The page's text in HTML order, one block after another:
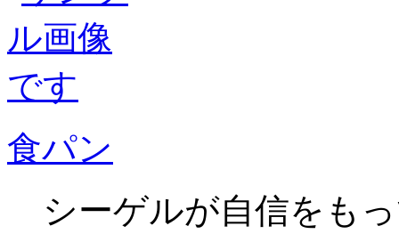
食パン
シーゲルが自信をも